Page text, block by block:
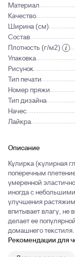
Материал
Качество
Ширина (см)
Состав
Плотность (г/м2)
Упаковка
Рисунок
Тип печати
Номер пряжи
Тип дизайна
Начес
Лайкра
Описание
Кулирка (кулирная
поперечным
умеренной
иногда с
улучшения
впитывает влагу,
делает ее
домашнего текстиля.
Рекомендации для